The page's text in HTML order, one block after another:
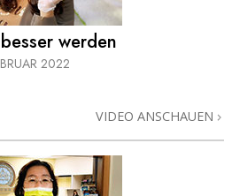
werden
2022
VIDEO ANSCHAUEN